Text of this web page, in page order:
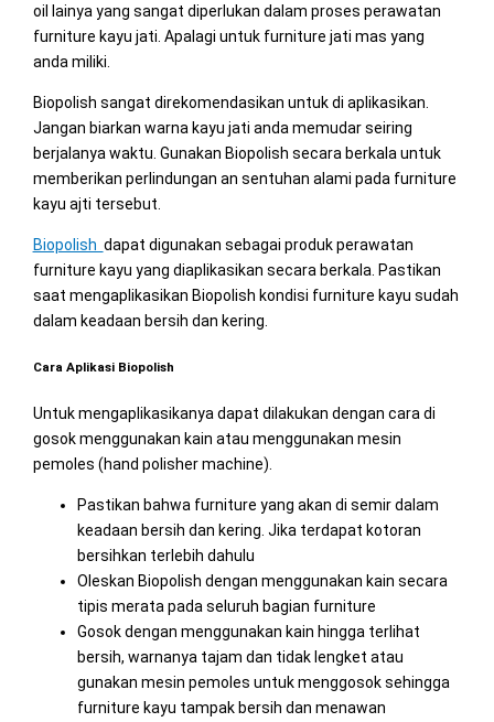
oil lainya yang sangat diperlukan dalam proses perawatan
furniture kayu jati. Apalagi untuk furniture jati mas yang
anda miliki.
Biopolish sangat direkomendasikan untuk di aplikasikan.
Jangan biarkan warna kayu jati anda memudar seiring
berjalanya waktu. Gunakan Biopolish secara berkala untuk
memberikan perlindungan an sentuhan alami pada furniture
kayu ajti tersebut.
Biopolish dapat digunakan sebagai produk perawatan
furniture kayu yang diaplikasikan secara berkala. Pastikan
saat mengaplikasikan Biopolish kondisi furniture kayu sudah
dalam keadaan bersih dan kering.
Cara Aplikasi Biopolish
Untuk mengaplikasikanya dapat dilakukan dengan cara di
gosok menggunakan kain atau menggunakan mesin
pemoles (hand polisher machine).
Pastikan bahwa furniture yang akan di semir dalam
keadaan bersih dan kering. Jika terdapat kotoran
bersihkan terlebih dahulu
Oleskan Biopolish dengan menggunakan kain secara
tipis merata pada seluruh bagian furniture
Gosok dengan menggunakan kain hingga terlihat
bersih, warnanya tajam dan tidak lengket atau
gunakan mesin pemoles untuk menggosok sehingga
furniture kayu tampak bersih dan menawan